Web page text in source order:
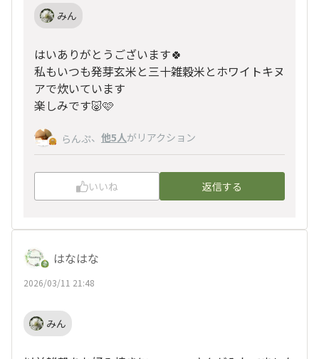
みん
はいありがとうございます🍀
私もいつも発芽玄米と三十雑穀米とホワイトキヌ
アで炊いています
楽しみです🐷🩷
らんぷ、 他5人がリアクション
いいね 返信する
はなはな
2026/03/11 21:48
みん